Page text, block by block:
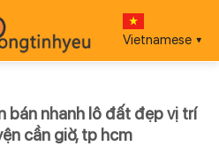
Vietnamese ▼
bán nhanh lô đất đẹp vị trí
cần giờ, tp hcm